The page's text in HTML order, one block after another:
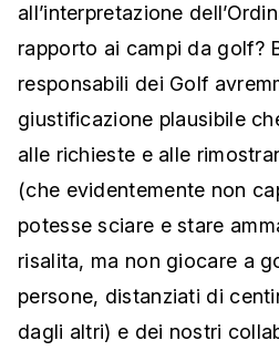
all’interpretazione
rapporto ai campi da golf?
responsabili dei Golf
giustificazione plausibile
alle richieste e alle
(che evidentemente non
potesse sciare e stare
risalita, ma non giocare a
persone, distanziati di
dagli altri) e dei nostri